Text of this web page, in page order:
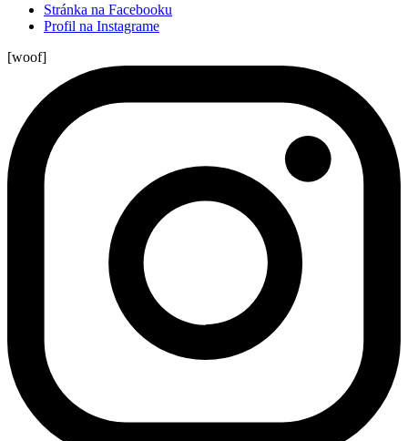
Stránka na Facebooku
Profil na Instagrame
[woof]